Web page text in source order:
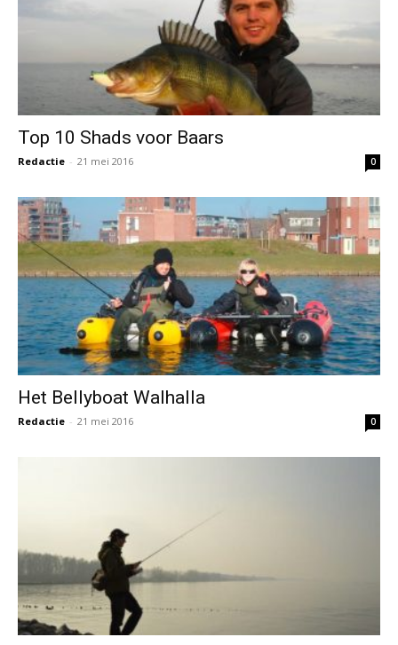
Top 10 Shads voor Baars
Redactie - 21 mei 2016 0
Het Bellyboat Walhalla
Redactie - 21 mei 2016 0